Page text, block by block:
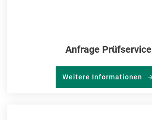
Anfrage Prüfservice
Weitere Informationen